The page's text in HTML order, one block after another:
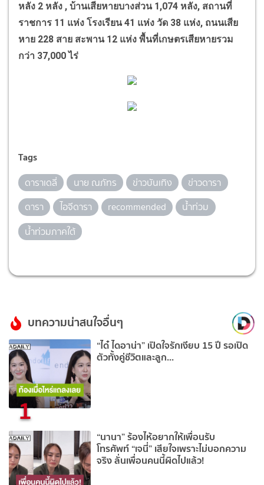
หลัง 2 หลัง , บ้านเสียหายบางส่วน 1,074 หลัง, สถานที่
ราชการ 11 แห่ง โรงเรียน41 แห่ง วัด 38 แห่ง, ถนนเสีย
หาย 228 สาย สะพาน 12 แห่ง พื้นที่เกษตรเสียหายรวม
กว่า 37,000ไร่
Tags
ดาราเดลี่ นาย ณภัทร ข่าวบันเทิง
ข่าวดารา
ดารา
ไอจีดารา recommended
น้ำท่วม
น้ำท่วมภาคใต้
บทความน่าสนใจอื่นๆ
1
“ได๋ ไดอาน่า” เปิดใจรักเงียบ 15 ปี รอเปิด
ตัวทั้งคู่ชีวิตและลูก...
“นานา” ร้องไห้อยากให้เพื่อนรับ
โทรศัพท์ “เจนี่” เสียใจเพราะไม่บอกความ
จริง ลั่นเพื่อนคนนี้ผิดไปแล้ว!